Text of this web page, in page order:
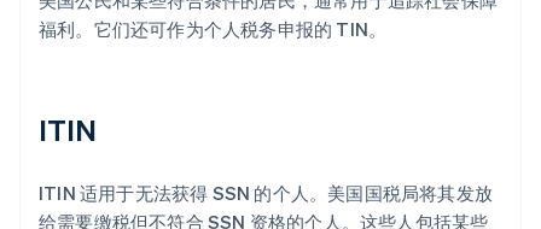
福利。它们还可作为个人税务申报的 TIN。
ITIN
ITIN 适用于无法获得 SSN 的个人。美国国税局将其发放
给需要缴税但不符合 SSN 资格的个人。这些人包括某些